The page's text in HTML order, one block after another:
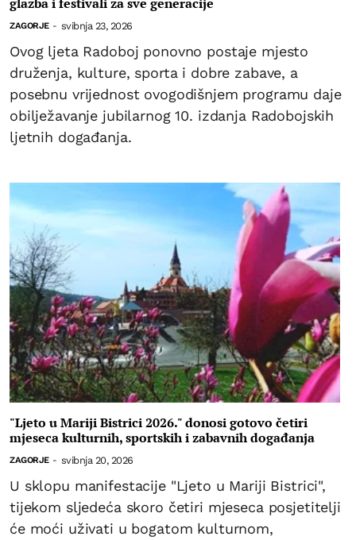
ZAGORJE - svibnja 23, 2026
Ovog ljeta Radoboj ponovno postaje mjesto
druženja, kulture, sporta i dobre zabave, a
posebnu vrijednost ovogodišnjem programu daje
obilježavanje jubilarnog 10. izdanja Radobojskih
ljetnih događanja.
"Ljeto u Mariji Bistrici 2026." donosi gotovo četiri
mjeseca kulturnih, sportskih i zabavnih događanja
ZAGORJE - svibnja 20, 2026
U sklopu manifestacije "Ljeto u Mariji Bistrici",
tijekom sljedeća skoro četiri mjeseca posjetitelji
će moći uživati u bogatom kulturnom,